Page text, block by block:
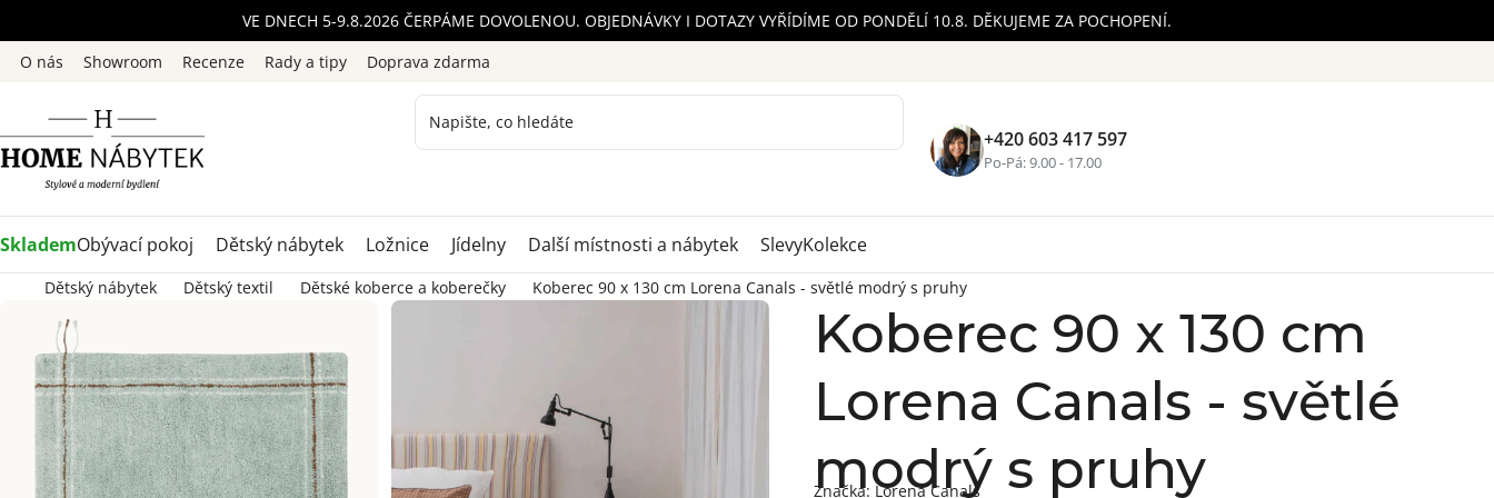
na
obsah
VE DNECH 5-9.8.2026 ČERPÁME DOVOLENOU. OBJEDNÁVKY I DOTAZY VYŘÍDÍME OD PONDĚLÍ 10.8. DĚKUJEME ZA POCHOPENÍ.
O nás
Showroom Recenze Rady a tipy Doprava zdarma
+420 603 417 597
Po-Pá: 9.00 - 17.00
SklademObývací pokoj Dětský nábytek Ložnice Jídelny Další místnosti a nábytek SlevyKolekce
Dětský nábytek Dětský textil Dětské koberce a koberečky Koberec 90 x 130 cm Lorena Canals - světlé modrý s pruhy
Koberec 90 x 130 cm
Lorena Canals - světlé
modrý s pruhy
Značka: Lorena Canals